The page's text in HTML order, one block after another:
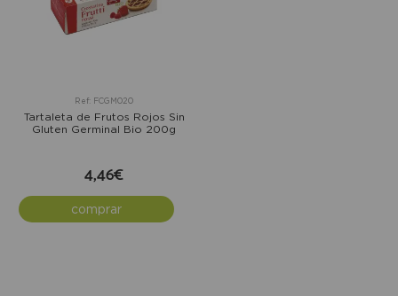
Ref: FCGM020
Tartaleta de Frutos Rojos Sin
Gluten Germinal Bio 200g
4,46€
comprar